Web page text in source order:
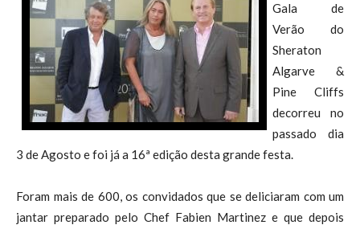
Gala de
Verão do
Sheraton
Algarve &
Pine Cliffs
decorreu no
passado dia
3 de Agosto e foi já a 16ª edição desta grande festa.
Foram mais de 600, os convidados que se deliciaram com um
jantar preparado pelo Chef Fabien Martinez e que depois